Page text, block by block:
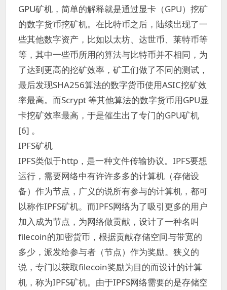
GPU矿机，简单的解释就是通过显卡（GPU）挖矿
的数字货币挖矿机。在比特币之后，陆续出现了一
些其他数字资产，比如以太坊、达世币、莱特币等
等，其中一些币所用的算法与比特币并不相同，为
了达到更高的挖矿效率，矿工们做了不同的测试，
最后发现SHA256算法的数字货币使用ASIC挖矿效
率最高。而Scrypt 等其他算法的数字货币用GPU显
卡挖矿效率最高，于是催生出了专门的GPU矿机
[6] 。
IPFS矿机
IPFS类似于http，是一种文件传输协议。IPFS要想
运行，需要网络中有许许多多的计算机（存储设
备）作为节点，广义的说所有参与的计算机，都可
以称作IPFS矿机。而IPFS网络为了吸引更多的用户
加入成为节点，为网络做贡献，设计了一种名叫
filecoin的加密货币，根据贡献存储空间与带宽的
多少，派发给参与者（节点）作为奖励。狭义的
说，专门以获取filecoin奖励为目的而设计的计算
机，称为IPFS矿机。由于IPFS网络需要的是存储空